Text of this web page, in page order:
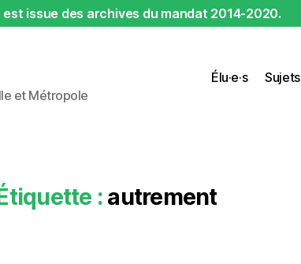
issue des archives du mandat 2014-2020.
et Métropole
Élu·e·s Sujets
:autrement